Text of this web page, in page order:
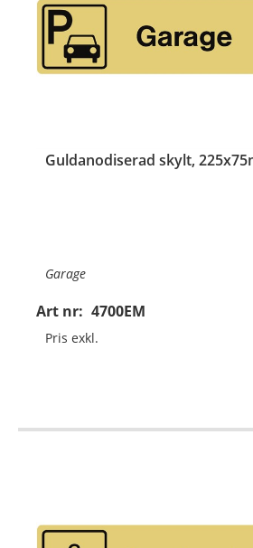
Guldanodiserad skylt,
Art nr: 4700EM
Garage
Material:Guldanodiserad
Pris exkl.